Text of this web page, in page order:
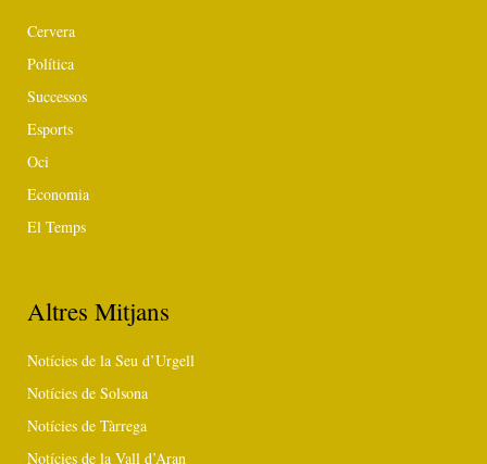
Cervera
Política
Successos
Esports
Oci
Economia
El Temps
Altres Mitjans
Notícies de la Seu d’Urgell
Notícies de Solsona
Notícies de Tàrrega
Notícies de la Vall d’Aran